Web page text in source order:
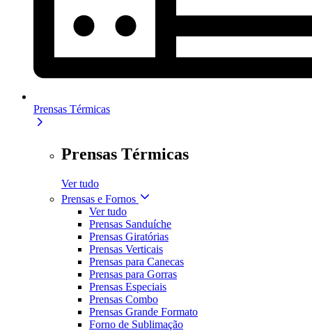
Prensas Térmicas
Prensas Térmicas
Ver tudo
Prensas e Fornos
Ver tudo
Prensas Sanduíche
Prensas Giratórias
Prensas Verticais
Prensas para Canecas
Prensas para Gorras
Prensas Especiais
Prensas Combo
Prensas Grande Formato
Forno de Sublimação